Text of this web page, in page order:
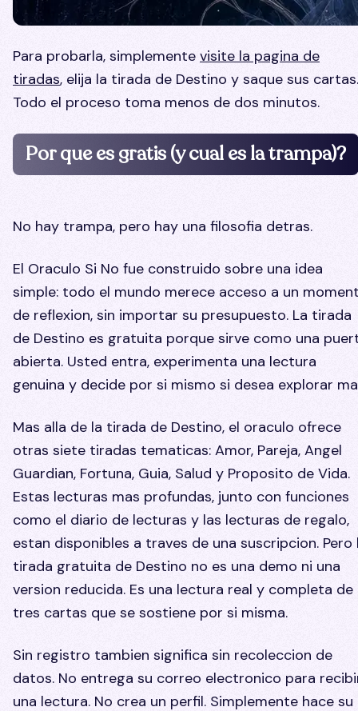
Para probarla, simplemente visite la pagina de
tiradas, elija la tirada de Destino y saque sus cartas.
Todo el proceso toma menos de dos minutos.
Por que es gratis (y cual es la trampa)?
No hay trampa, pero hay una filosofia detras.
El Oraculo Si No fue construido sobre una idea
simple: todo el mundo merece acceso a un
de reflexion, sin importar su presupuesto. La tirada
de Destino es gratuita porque sirve como una
abierta. Usted entra, experimenta una lectura
genuina y decide por si mismo si desea explorar
Mas alla de la tirada de Destino, el oraculo ofrece
otras siete tiradas tematicas: Amor, Pareja, Angel
Guardian, Fortuna, Guia, Salud y Proposito de Vida.
Estas lecturas mas profundas, junto con funciones
como el diario de lecturas y las lecturas de regalo,
estan disponibles a traves de una suscripcion. Pero
tirada gratuita de Destino no es una demo ni una
version reducida. Es una lectura real y completa de
tres cartas que se sostiene por si misma.
Sin registro tambien significa sin recoleccion de
datos. No entrega su correo electronico para
una lectura. No crea un perfil. Simplemente hace su